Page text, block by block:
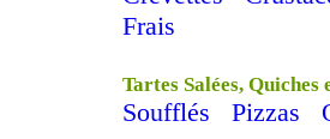
Frais
Tartes Salées, Quiches
Soufflés Pizzas